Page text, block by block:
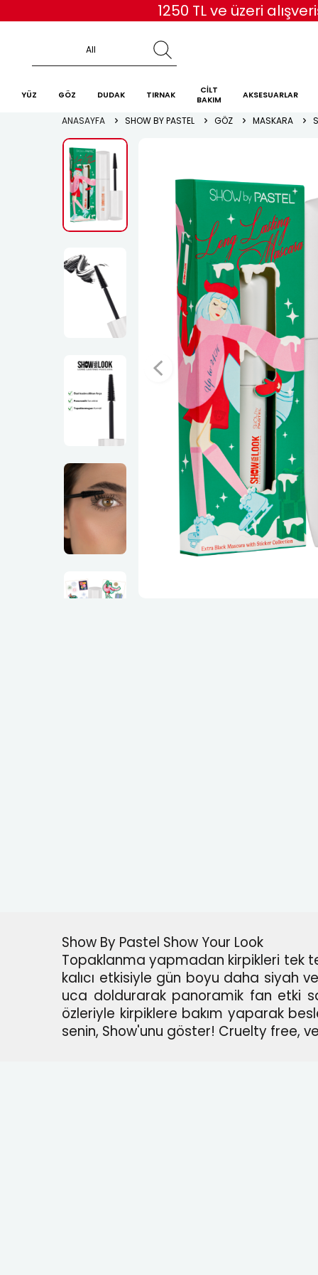
YÜZ GÖZ DUDAK TIRNAK
CİLT
BAKIM
AKSESUARLAR
ANASAYFA SHOW BY PASTEL GÖZ MASKARA
Show By Pastel Show Your Look
Topaklanma yapmadan kirpikleri tek
kalıcı etkisiyle gün boyu daha siyah
uca doldurarak panoramik fan etki
özleriyle kirpiklere bakım yaparak
senin, Show'unu göster! Cruelty free,